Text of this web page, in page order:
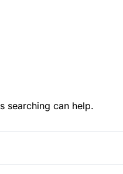
searching can help.